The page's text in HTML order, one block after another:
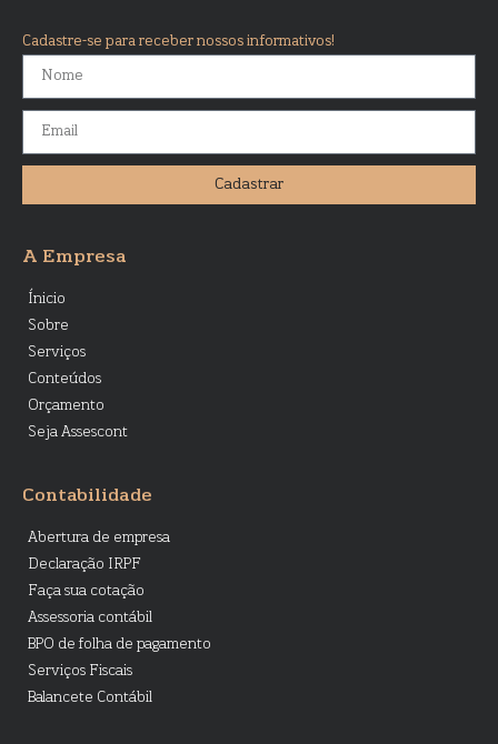
Cadastre-se para receber nossos informativos!
Cadastrar
A Empresa
Ínicio
Sobre
Serviços
Conteúdos
Orçamento
Seja Assescont
Contabilidade
Abertura de empresa
Declaração IRPF
Faça sua cotação
Assessoria contábil
BPO de folha de pagamento
Serviços Fiscais
Balancete Contábil